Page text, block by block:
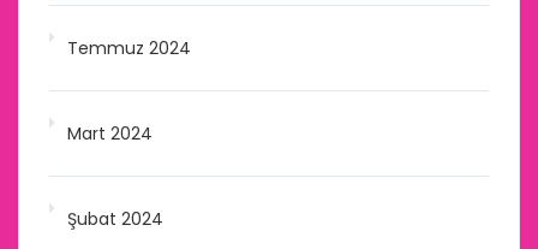
Temmuz 2024
Mart 2024
Şubat 2024